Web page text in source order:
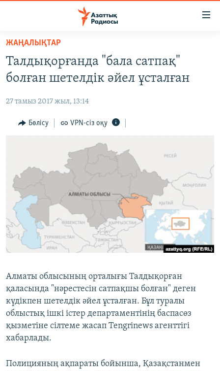
Skip
main
content
to
Navigation
САЯСАТ
ҚАҢТАР ОҚИҒАСЫ
АДАМ ҚҰҚЫҚТАРЫ
АРНАЙЫ ЖОБАЛАР
Русский
ЖАЗЫЛЫҢЫЗ
Басқа тілдерде
ЖАҢАЛЫҚТАР
Талдықорғанда "бала сатпақ"
болған шетелдік әйел ұсталған
27 тамыз 2017 жыл, 13:14
Бөлісу VPN-сіз оқу
Алматы облысының орталығы Талдықорған
қаласында "нәрестесін сатпақшы болған" деген
күдікпен шетелдік әйел ұсталған. Бұл туралы
облыстық ішкі істер департаментінің баспасөз
қызметіне сілтеме жасап Tengrinews агенттігі
хабарлады.
Полицияның ақпараты бойынша, Қазақстанмен